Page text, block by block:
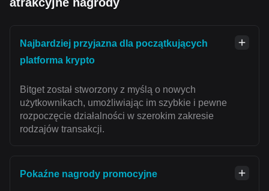
Najbardziej przyjazna dla początkujących
platforma krypto
Bitget został stworzony z myślą o nowych
użytkownikach, umożliwiając im szybkie i pewne
rozpoczęcie działalności w szerokim zakresie
rodzajów transakcji.
Pokaźne nagrody promocyjne